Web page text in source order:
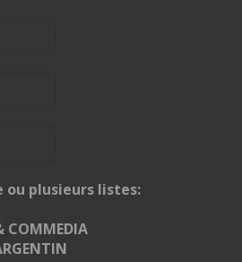
ou plusieurs listes:
COMMEDIA